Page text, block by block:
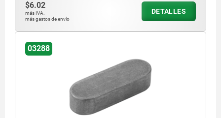
$6.02
más IVA.
más gastos de envío
DETALLES
03288